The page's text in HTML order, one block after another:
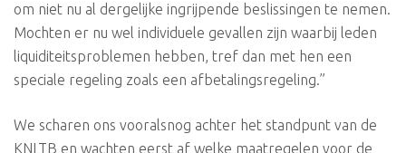
om niet nu al dergelijke ingrijpende beslissingen te nemen.
Mochten er nu wel individuele gevallen zijn waarbij leden
liquiditeitsproblemen hebben, tref dan met hen een
speciale regeling zoals een afbetalingsregeling.”
We scharen ons vooralsnog achter het standpunt van de
KNLTB en wachten eerst af welke maatregelen voor de